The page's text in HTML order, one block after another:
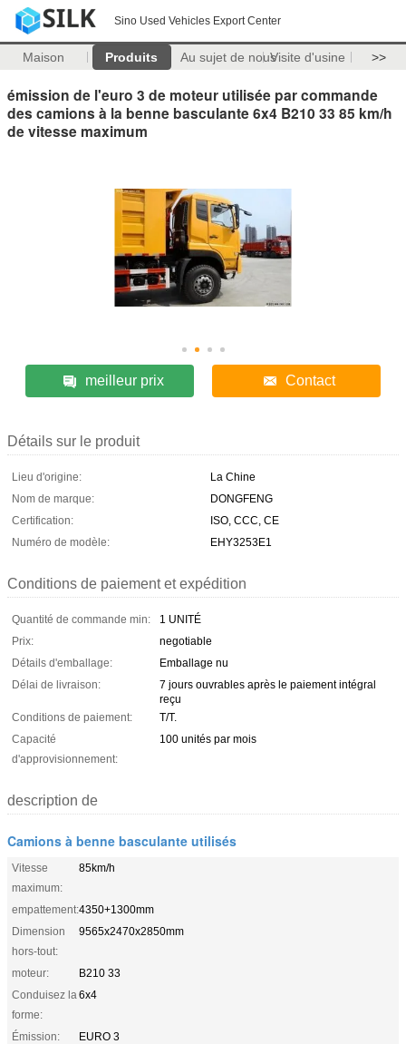
Sino Used Vehicles Export Center
Maison Produits Au sujet de nousVisite d'usine >>
émission de l'euro 3 de moteur utilisée par commande
des camions à la benne basculante 6x4 B210 33 85 km/h
de vitesse maximum
meilleur prix Contact
Détails sur le produit
Lieu d'origine:
La Chine
Nom de marque:
DONGFENG
Certification:
ISO, CCC, CE
Numéro de modèle:
EHY3253E1
Conditions de paiement et expédition
Quantité de commande min:
1 UNITÉ
Prix:
negotiable
Détails d'emballage:
Emballage nu
Délai de livraison:
7 jours ouvrables après le paiement intégral
reçu
Conditions de paiement:
T/T.
Capacité
d'approvisionnement:
100 unités par mois
description de
Camions à benne basculante utilisés
Vitesse
maximum:
85km/h
empattement:4350+1300mm
Dimension
hors-tout:
9565x2470x2850mm
moteur:
B210 33
Conduisez la
forme:
6x4
Émission:
EURO 3